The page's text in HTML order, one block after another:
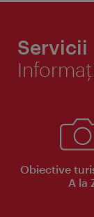
Servicii
Obiective
A la